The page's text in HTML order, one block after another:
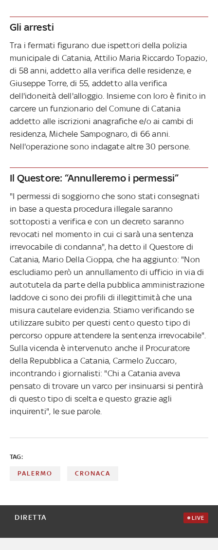
Gli arresti
Tra i fermati figurano due ispettori della polizia
municipale di Catania, Attilio Maria Riccardo Topazio,
di 58 anni, addetto alla verifica delle residenze, e
Giuseppe Torre, di 55, addetto alla verifica
dell'idoneità dell'alloggio. Insieme con loro è finito in
carcere un funzionario del Comune di Catania
addetto alle iscrizioni anagrafiche e/o ai cambi di
residenza, Michele Sampognaro, di 66 anni.
Nell'operazione sono indagate altre 30 persone.
Il Questore: “Annulleremo i permessi”
"I permessi di soggiorno che sono stati consegnati
in base a questa procedura illegale saranno
sottoposti a verifica e con un decreto saranno
revocati nel momento in cui ci sarà una sentenza
irrevocabile di condanna", ha detto il Questore di
Catania, Mario Della Cioppa, che ha aggiunto: "Non
escludiamo però un annullamento di ufficio in via di
autotutela da parte della pubblica amministrazione
laddove ci sono dei profili di illegittimità che una
misura cautelare evidenzia. Stiamo verificando se
utilizzare subito per questi cento questo tipo di
percorso oppure attendere la sentenza irrevocabile".
Sulla vicenda è intervenuto anche il Procuratore
della Repubblica a Catania, Carmelo Zuccaro,
incontrando i giornalisti: "Chi a Catania aveva
pensato di trovare un varco per insinuarsi si pentirà
di questo tipo di scelta e questo grazie agli
inquirenti", le sue parole.
TAG:
PALERMO CRONACA
DIRETTA LIVE